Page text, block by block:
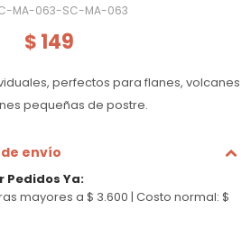
MA-063-SC-MA-063
$ 149
perfectos para flanes, volcanes
pequeñas de postre.
envío
Pedidos Ya:
mayores a $ 3.600 | Costo normal: $